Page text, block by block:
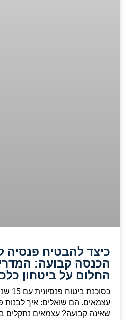
כיצד להבטיח פנסיה
הכנסה קבועה:
החלום על ביטחון
עצמאים. הם שואלים: איך לבנות
שאינה קבועה? עצמאים נתקלים